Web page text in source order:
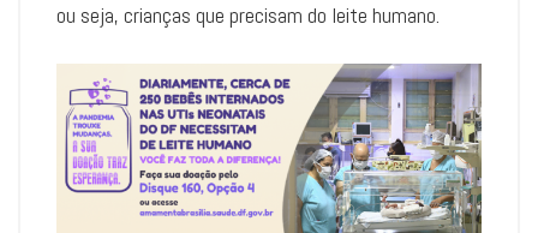
ou seja, crianças que precisam do leite humano.